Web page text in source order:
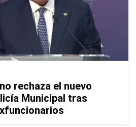
rechaza el nuevo
Municipal tras